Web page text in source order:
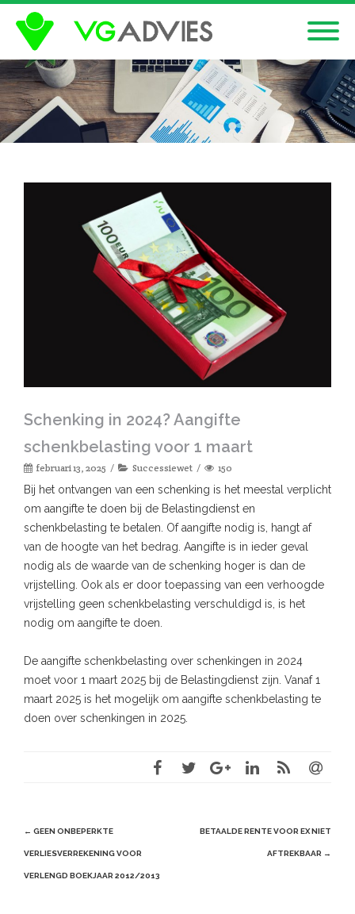
Schenking in 2024? Aangifte
schenkbelasting voor 1 maart
februari 13, 2025 Successiewet 150
Bij het ontvangen van een schenking is het meestal verplicht
om aangifte te doen bij de Belastingdienst en
schenkbelasting te betalen. Of aangifte nodig is, hangt af
van de hoogte van het bedrag. Aangifte is in ieder geval
nodig als de waarde van de schenking hoger is dan de
vrijstelling. Ook als er door toepassing van een verhoogde
vrijstelling geen schenkbelasting verschuldigd is, is het
nodig om aangifte te doen.
De aangifte schenkbelasting over schenkingen in 2024
moet voor 1 maart 2025 bij de Belastingdienst zijn. Vanaf 1
maart 2025 is het mogelijk om aangifte schenkbelasting te
doen over schenkingen in 2025.
Post
navigation
← GEEN ONBEPERKTE
VERLIESVERREKENING VOOR
VERLENGD BOEKJAAR 2012/2013
BETAALDE RENTE VOOR EX NIET
AFTREKBAAR →